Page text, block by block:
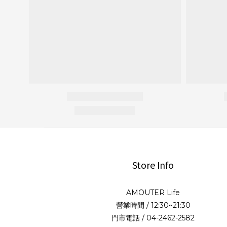
Store Info
AMOUTER Life
營業時間 / 12:30~21:30
門市電話 / 04-2462-2582